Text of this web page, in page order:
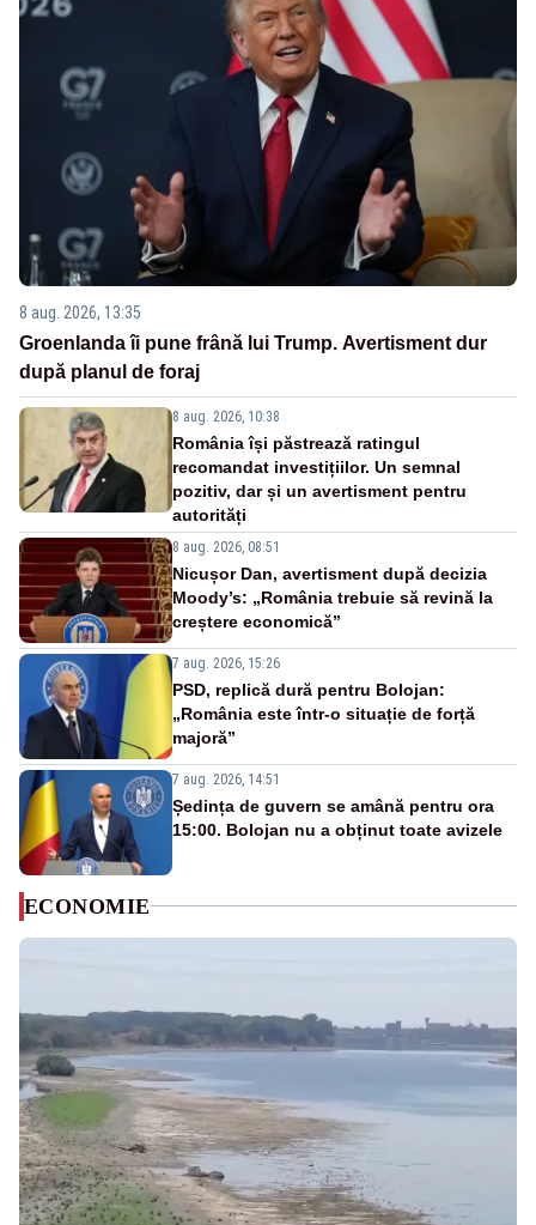
8 aug. 2026, 13:35
Groenlanda îi pune frână lui Trump. Avertisment dur
după planul de foraj
8 aug. 2026, 10:38
România își păstrează ratingul
recomandat investițiilor. Un semnal
pozitiv, dar și un avertisment pentru
autorități
8 aug. 2026, 08:51
Nicușor Dan, avertisment după decizia
Moody’s: „România trebuie să revină la
creștere economică”
7 aug. 2026, 15:26
PSD, replică dură pentru Bolojan:
„România este într-o situație de forță
majoră”
7 aug. 2026, 14:51
Ședința de guvern se amână pentru ora
15:00. Bolojan nu a obținut toate avizele
ECONOMIE